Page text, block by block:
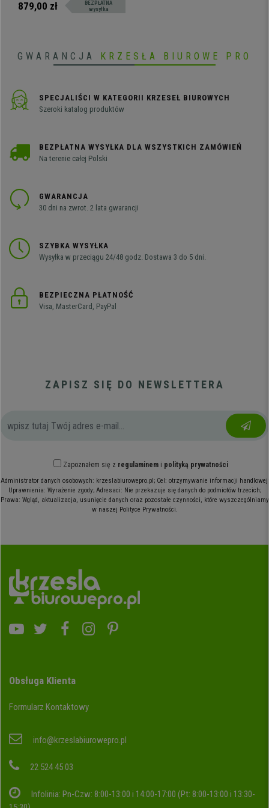
Mocna konstrukcja z płyty i
879,00 zł
BEZPŁATNA
wysyłka
GWARANCJA KRZESŁA BIUROWE PRO
SPECJALIŚCI W KATEGORII KRZESEŁ BIUROWYCH
Szeroki katalog produktów
BEZPŁATNA WYSYŁKA DLA WSZYSTKICH ZAMÓWIEŃ
Na terenie całej Polski
GWARANCJA
30 dni na zwrot. 2 lata gwarancji
SZYBKA WYSYŁKA
Wysyłka w przeciągu 24/48 godz. Dostawa 3 do 5 dni.
BEZPIECZNA PŁATNOŚĆ
Visa, MasterCard, PayPal
ZAPISZ SIĘ DO NEWSLETTERA
Zapoznałem się z regulaminemi polityką prywatności
Administrator danych osobowych: krzeslabiurowepro.pl; Cel: otrzymywanie informacji handlowej;
Uprawnienia: Wyrażenie zgody; Adresaci: Nie przekazuje się danych do podmiotów trzecich;
Prawa: Wgląd, aktualizacja, usunięcie danych oraz pozostałe czynności, które wyszczególniamy
w naszej Polityce Prywatności.
Obsługa Klienta
Formularz Kontaktowy
info@krzeslabiurowepro.pl
22 524 45 03
Infolinia: Pn-Czw: 8:00-13:00 i 14:00-17:00 (Pt: 8:00-13:00 i 13:30-